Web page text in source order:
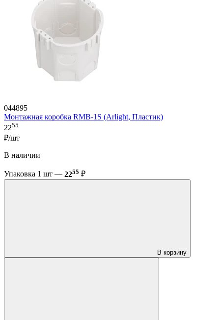
044895
Монтажная коробка RMB-1S (Arlight, Пластик)
2255
₽/шт
В наличии
Упаковка 1 шт — 2255 ₽
В корзину